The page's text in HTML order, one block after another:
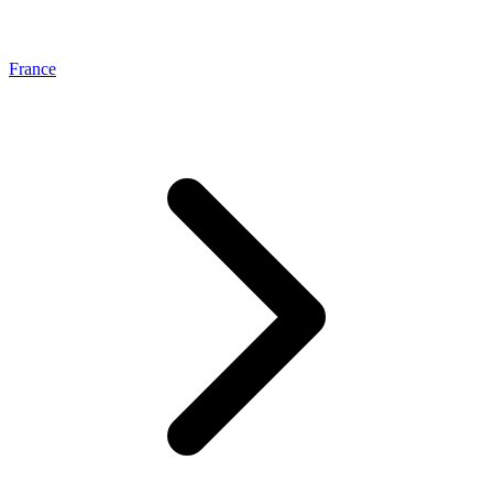
France